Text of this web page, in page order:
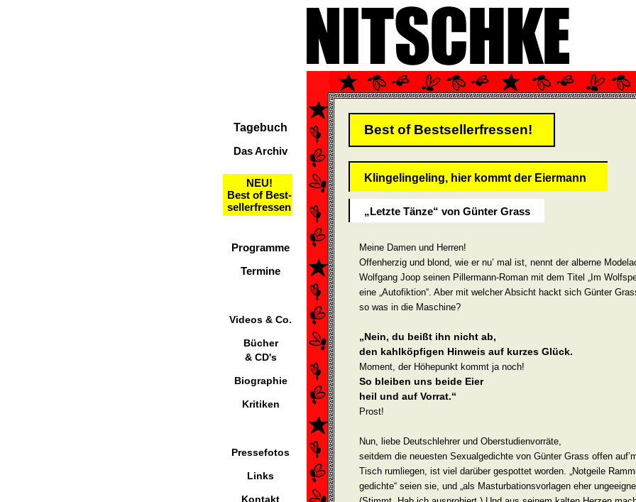
Tagebuch
Das Archiv
NEU!
Best of Best-
sellerfressen
Programme
Termine
Videos & Co.
Bücher
& CD's
Biographie
Kritiken
Pressefotos
Links
Kontakt
Best of Bestsellerfressen!
Klingelingeling, hier kommt der Eiermann
„Letzte Tänze“ von Günter Grass
Meine Damen und Herren!
Offenherzig und blond, wie er nu’ mal ist, nennt der alberne
Wolfgang Joop seinen Pillermann-Roman mit dem Titel „Im
eine „Autofiktion“. Aber mit welcher Absicht hackt sich Günter
so was in die Maschine?
„Nein, du beißt ihn nicht ab,
den kahlköpfigen Hinweis auf kurzes Glück.
Moment, der Höhepunkt kommt ja noch!
So bleiben uns beide Eier
heil und auf Vorrat.“
Prost!
Nun, liebe Deutschlehrer und Oberstudienvorräte,
seitdem die neuesten Sexualgedichte von Günter Grass offen
Tisch rumliegen, ist viel darüber gespottet worden. „Notgeile
gedichte“ seien sie, und „als Masturbationsvorlagen eher